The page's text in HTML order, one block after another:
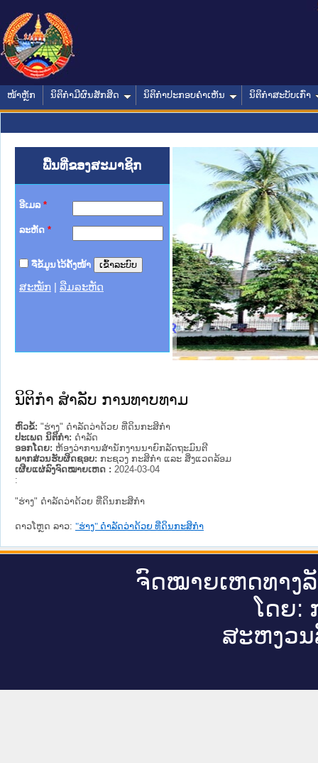
ໜ້າຫຼັກ ນິຕິກໍາມີຜົນສັກສິດ ນິຕິກໍາປະກອບຄໍາເຫັນ ນິຕິກໍາສະບັບເກົ່າ
ພື້ນທີ່ຂອງສະມາຊິກ
ອີເມລ *
ລະຫັດ *
ຈື່ຂໍ້ມູນໄວ້ຄັ້ງໜ້າ
ສະໝັກ ລືມລະຫັດ
າຊົນ ພາກເໜືອ
ການ
ກາງ
ໃຕ້
ຕຳຫຼວດປະຊາຊົນ
ສັນຕິບານປະຊາຊົນ
ກເໜືອ
າຊົນ ພາກກາງ
ນິຕິກໍາ ສໍາລັບ ການທາບທາມ
ຫົວຂໍ້: "ຮ່າງ" ດຳລັດວ່າດ້ວຍ ທີ່ດິນກະສິກຳ
ປະເພດ ນິຕິກໍາ: ດໍາລັດ
ອອກໂດຍ: ຫ້ອງວ່າການສຳນັກງານນາຍົກລັດຖະມົນຕີ
ພາກສ່ວນຮັບຜິດຊອບ: ກະຊວງ ກະສິກຳ ແລະ ສິ່ງແວດລ້ອມ
ເຜີຍແຜ່ລົງຈົດໝາຍເຫດ : 2024-03-04
:
"ຮ່າງ" ດຳລັດວ່າດ້ວຍ ທີ່ດິນກະສິກຳ
ດາວໂຫຼດ ລາວ: "ຮ່າງ" ດຳລັດວ່າດ້ວຍ ທີ່ດິນກະສິກຳ
ຈົດ​ໝາຍ​ເຫດ​ທາງ​
ໂດຍ:
ສະ​ຫງວນ​